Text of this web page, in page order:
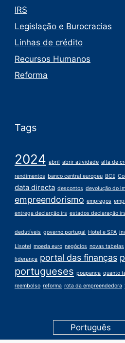
IRS
Legislação e Burocracias
Linhas de crédito
Recursos Humanos
Reforma
Tags
2024 abril abrir atividade alta de
rendimentos banco central europeu BCE
data directa descontos devolução do
empreendorismo empregos
entrega declarção irs estados declaração irs
dedutíveis governo portugal Hotel e SPA
Lisotel moeda euro negócios novas tabelas
liderança portal das finanças
portugueses poupança quanto
reembolso reforma rota da empreendedora
Português